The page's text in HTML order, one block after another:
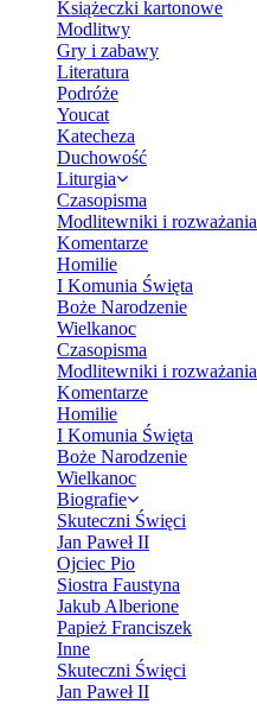
Książeczki kartonowe
Modlitwy
Gry i zabawy
Literatura
Podróże
Youcat
Katecheza
Duchowość
Liturgia
Czasopisma
Modlitewniki i rozważania
Komentarze
Homilie
I Komunia Święta
Boże Narodzenie
Wielkanoc
Czasopisma
Modlitewniki i rozważania
Komentarze
Homilie
I Komunia Święta
Boże Narodzenie
Wielkanoc
Biografie
Skuteczni Święci
Jan Paweł II
Ojciec Pio
Siostra Faustyna
Jakub Alberione
Papież Franciszek
Inne
Skuteczni Święci
Jan Paweł II